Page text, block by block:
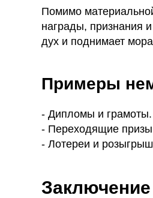
Помимо
награды, признания
дух и поднимает
Примеры
- Дипломы и грамоты.
- Переходящие
- Лотереи и
Заключение